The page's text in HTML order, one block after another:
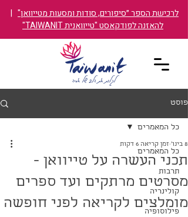
לרכישת הספר ״סיפורים, סודות ומסעות מטייוואן" |
להאזנה לפודקאסט "טייוואנית TAIWANIT"
פוסט
כל המאמרים
תרבות
קולינריה
פילוסופיה
כל המאמרים
תכני העשרה על טייוואן -
מסרטים מרתקים ועד ספרים
מומלצים לקריאה לפני חופשה
8 בינו׳ זמן קריאה 6 דקות